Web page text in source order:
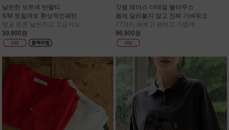
날씬한 보트넥 반팔티
S/M 뒷절개로 환상적인패턴
탱글 쫀쫀 날씬하고 고급져요
39,900원
깃털 레이스 디테일 블라우스
몸에 달라붙지 않고 진짜 가벼워요
77까지 예쁘고 편하고 가볍게
96,900원